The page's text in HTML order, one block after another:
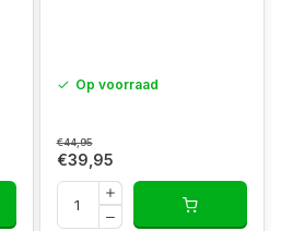
Op voorraad
€44,95
€39,95